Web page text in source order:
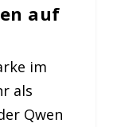
auf
im
als
Qwen